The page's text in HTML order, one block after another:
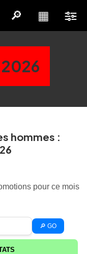
hommes :
pour ce mois
🔎 GO
🔎 ▦